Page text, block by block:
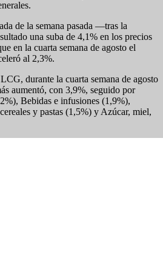
de la semana pasada —tras la
una suba de 4,1% en los precios
en la cuarta semana de agosto el
al 2,3%.
durante la cuarta semana de agosto
aumentó, con 3,9%, seguido por
Bebidas e infusiones (1,9%),
y pastas (1,5%) y Azúcar, miel,